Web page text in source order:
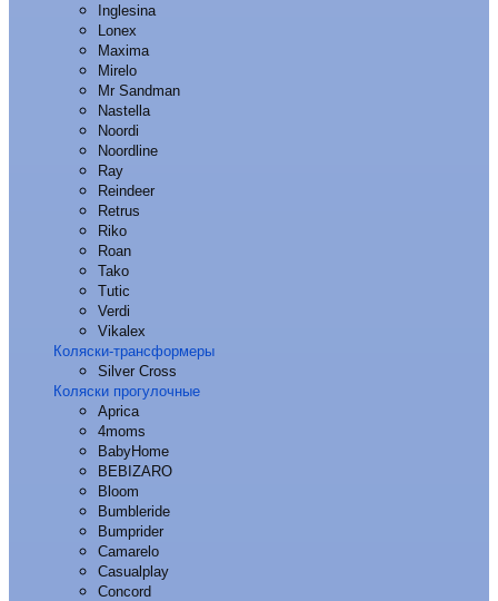
Inglesina
Lonex
Maxima
Mirelo
Mr Sandman
Nastella
Noordi
Noordline
Ray
Reindeer
Retrus
Riko
Roan
Tako
Tutic
Verdi
Vikalex
Коляски-трансформеры
Silver Cross
Коляски прогулочные
Aprica
4moms
BabyHome
BEBIZARO
Bloom
Bumbleride
Bumprider
Camarelo
Casualplay
Concord